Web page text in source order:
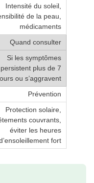
Intensité du soleil,
de la peau,
médicaments
Quand consulter
Si les symptômes
persistent plus de 7
ou s’aggravent
Prévention
Protection solaire,
couvrants,
éviter les heures
fort